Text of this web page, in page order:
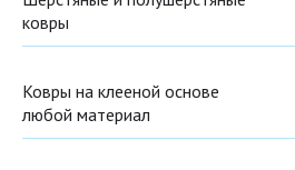
ковры
Ковры на клееной основе
любой материал